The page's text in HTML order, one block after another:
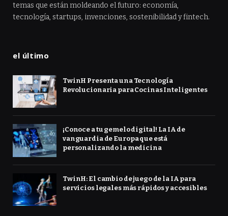
temas que están moldeando el futuro: economía,
tecnología, startups, invenciones, sostenibilidad y fintech.
el último
TwinH Presenta una Tecnología
Revolucionaria para Cocinas Inteligentes
¡Conoce a tu gemelo digital! La IA de
vanguardia de Europa que está
personalizando la medicina
TwinH: El cambio de juego de la IA para
servicios legales más rápidos y accesibles